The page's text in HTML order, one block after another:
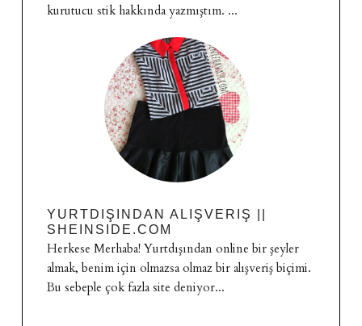
kurutucu stik hakkında yazmıştım. ...
YURTDIŞINDAN ALIŞVERIŞ ||
SHEINSIDE.COM
Herkese Merhaba! Yurtdışından online bir şeyler
almak, benim için olmazsa olmaz bir alışveriş biçimi.
Bu sebeple çok fazla site deniyor...